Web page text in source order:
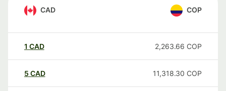
CAD COP
1 CAD 2,263.66 COP
5 CAD 11,318.30 COP